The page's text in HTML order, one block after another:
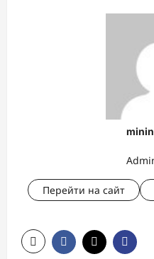
Перейти на сайт